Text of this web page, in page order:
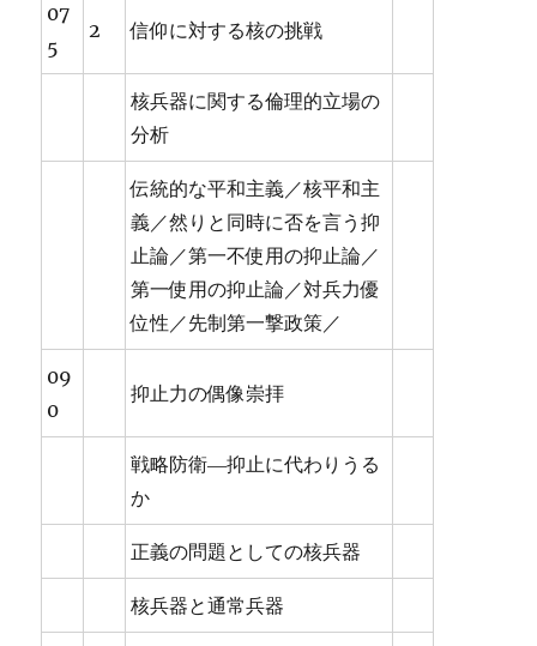
07
5
2 信仰に対する核の挑戦
核兵器に関する倫理的立場の
分析
伝統的な平和主義／核平和主
義／然りと同時に否を言う抑
止論／第一不使用の抑止論／
第一使用の抑止論／対兵力優
位性／先制第一撃政策／
09
0
抑止力の偶像崇拝
戦略防衛―抑止に代わりうる
か
正義の問題としての核兵器
核兵器と通常兵器